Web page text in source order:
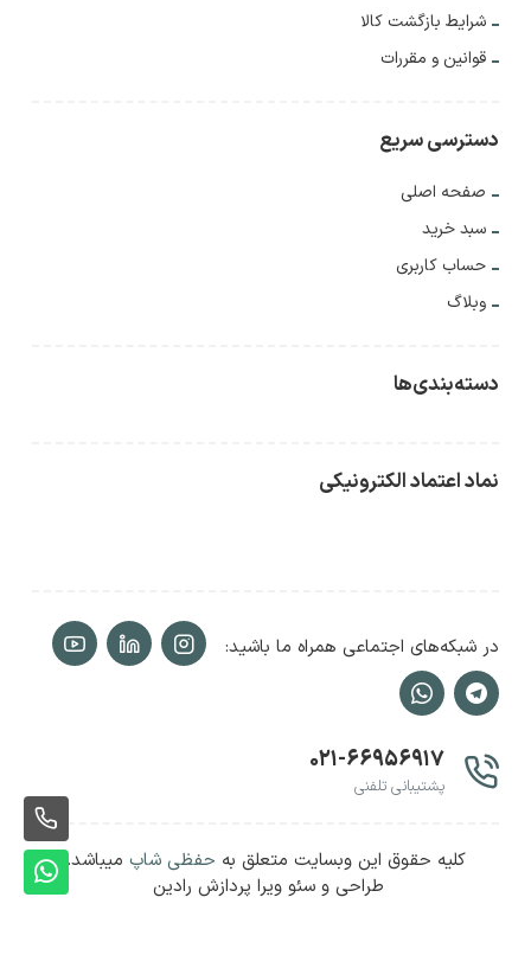
شرایط بازگشت کالا
قوانین و مقررات
دسترسی سریع
صفحه اصلی
سبد خرید
حساب کاربری
وبلاگ
دسته‌بندی‌ها
نماد اعتماد الکترونیکی
در شبکه‌های اجتماعی همراه ما باشید:
۰۲۱-۶۶۹۵۶۹۱۷
پشتیبانی تلفنی
کلیه حقوق این وبسایت متعلق به حفظی شاپ میباشد.
طراحی و سئو ویرا پردازش رادین